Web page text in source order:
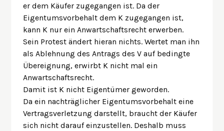
er dem Käufer zugegangen ist. Da der
Eigentumsvorbehalt dem K zugegangen ist,
kann K nur ein Anwartschaftsrecht erwerben.
Sein Protest ändert hieran nichts. Wertet man ihn
als Ablehnung des Antrags des V auf bedingte
Übereignung, erwirbt K nicht mal ein
Anwartschaftsrecht.
Damit ist K nicht Eigentümer geworden.
Da ein nachträglicher Eigentumsvorbehalt eine
Vertragsverletzung darstellt, braucht der Käufer
sich nicht darauf einzustellen. Deshalb muss